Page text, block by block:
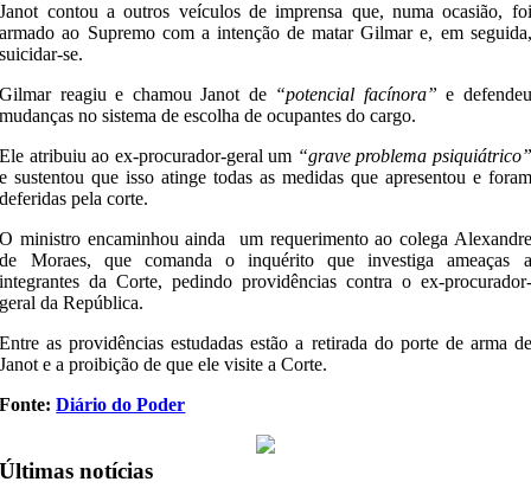
Janot contou a outros veículos de imprensa que, numa ocasião, foi
armado ao Supremo com a intenção de matar Gilmar e, em seguida,
suicidar-se.
Gilmar reagiu e chamou Janot de “potencial facínora” e defendeu
mudanças no sistema de escolha de ocupantes do cargo.
Ele atribuiu ao ex-procurador-geral um “grave problema psiquiátrico”
e sustentou que isso atinge todas as medidas que apresentou e foram
deferidas pela corte.
O ministro encaminhou ainda um requerimento ao colega Alexandre
de Moraes, que comanda o inquérito que investiga ameaças a
integrantes da Corte, pedindo providências contra o ex-procurador-
geral da República.
Entre as providências estudadas estão a retirada do porte de arma de
Janot e a proibição de que ele visite a Corte.
Fonte:Diário do Poder
Últimas notícias